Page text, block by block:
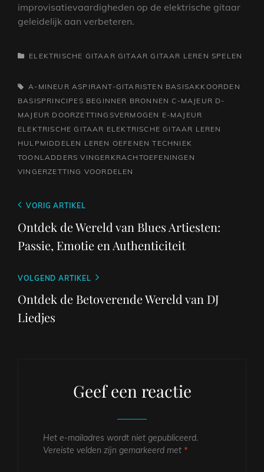
improvisatievaardigheden op de elektrische gitaar
geleidelijk aan verbeteren.
CATEGORIEËN
ELEKTRISCHE GITAAR GITAAR GITAAR LEREN SPELEN
TAGS,A-MINEUR ASPIRANT-GITARISTEN BASISAKKOORDEN
BASISPRINCIPES BEGINNER BRONNEN C-MAJEUR D-
MAJEUR DOORZETTINGSVERMOGEN E-MAJEUR
ELEKTRISCHE GITAAR ELEKTRISCHE GITAAR LEREN
HULPMIDDELEN LEREN OEFENEN TECHNIEK
TOONLADDERS VINGERKRACHTOEFENINGEN
VINGERZETTING VOORDELEN
Berichtnavigatie
Vorig
bericht
VORIG ARTIKEL
Ontdek de Wereld van Blues Artiesten:
Passie, Emotie en Authenticiteit
Volgend
bericht
VOLGEND ARTIKEL
Ontdek de Betoverende Wereld van DJ
Liedjes
Geef een reactie
Het e-mailadres wordt niet gepubliceerd.
Vereiste velden zijn gemarkeerd met *